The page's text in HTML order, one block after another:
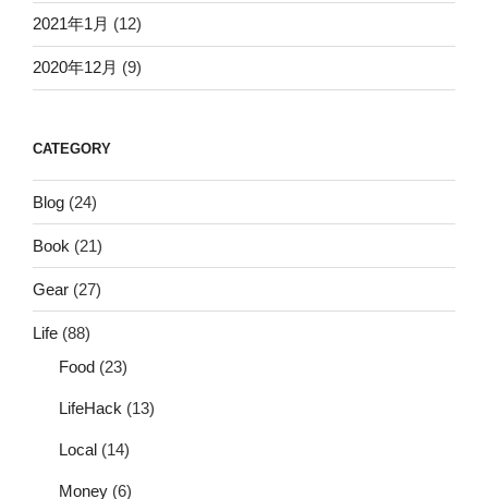
2021年1月 (12)
2020年12月 (9)
CATEGORY
Blog (24)
Book (21)
Gear (27)
Life (88)
Food (23)
LifeHack (13)
Local (14)
Money (6)